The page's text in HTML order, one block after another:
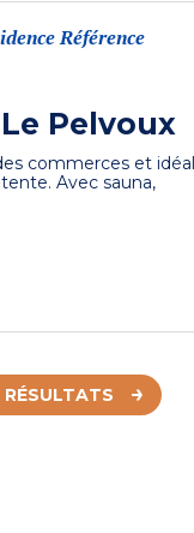
Référence
Pelvoux
commerces et idéal
Avec sauna,
RÉSULTATS